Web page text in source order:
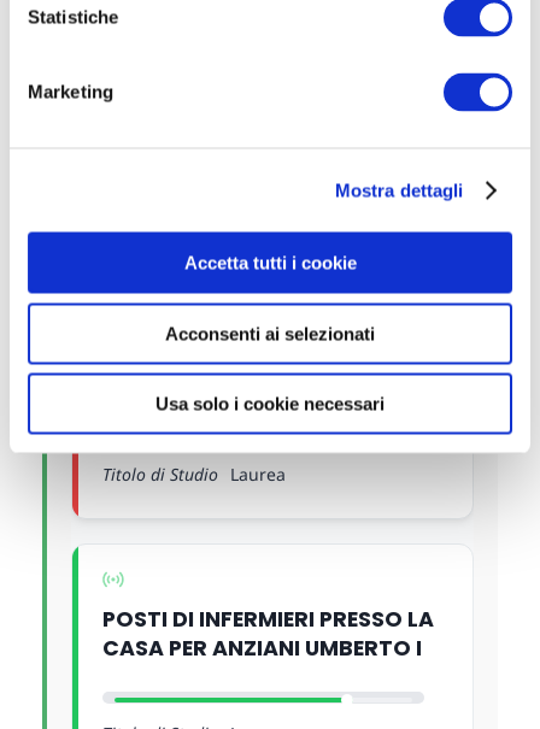
Statistiche
Marketing
Mostra dettagli
Accetta tutti i cookie
Acconsenti ai selezionati
Usa solo i cookie necessari
VENETO
Licenza Media;
8 POSTI DI DIRIGENTI
AMMINISTRATIVI PRESSO L'ASL
NAPOLI 3
Titolo di Studio Laurea
POSTI DI INFERMIERI PRESSO LA
CASA PER ANZIANI UMBERTO I